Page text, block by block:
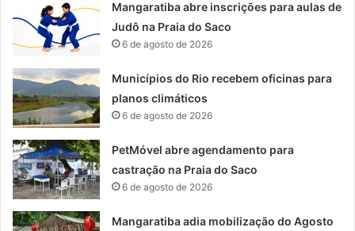
Mangaratiba abre inscrições para aulas de
Judô na Praia do Saco
6 de agosto de 2026
Municípios do Rio recebem oficinas para
planos climáticos
6 de agosto de 2026
PetMóvel abre agendamento para
castração na Praia do Saco
6 de agosto de 2026
Mangaratiba adia mobilização do Agosto